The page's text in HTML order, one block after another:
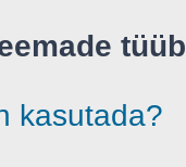
kasutada?